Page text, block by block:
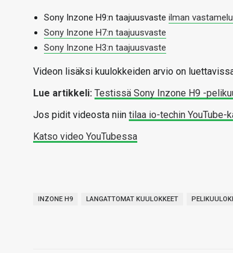
Sony Inzone H9:n taajuusvaste ilman
Sony Inzone H7:n taajuusvaste
Sony Inzone H3:n taajuusvaste
Videon lisäksi kuulokkeiden arvio on
Lue artikkeli: Testissä Sony Inzone H9 -
Jos pidit videosta niin tilaa io-techin YouTube-
Katso video YouTubessa
INZONE H9 LANGATTOMAT KUULOKKEET